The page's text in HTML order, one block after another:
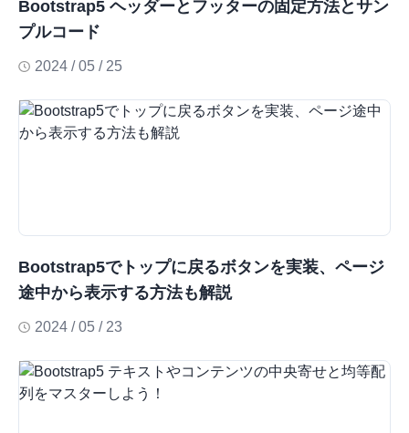
Bootstrap5 ヘッダーとフッターの固定方法とサン
プルコード
2024 / 05 / 25
Bootstrap5でトップに戻るボタンを実装、ページ
途中から表示する方法も解説
2024 / 05 / 23